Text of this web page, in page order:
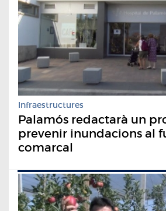
Infraestructures
Palamós redactarà un
prevenir inundacions al
comarcal